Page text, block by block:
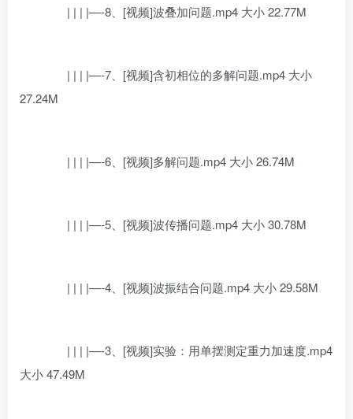
| | | |—-8、[视频]波叠加问题.mp4 大小 22.77M
| | | |—-7、[视频]含初相位的多解问题.mp4 大小
27.24M
| | | |—-6、[视频]多解问题.mp4 大小 26.74M
| | | |—-5、[视频]波传播问题.mp4 大小 30.78M
| | | |—-4、[视频]波振结合问题.mp4 大小 29.58M
| | | |—-3、[视频]实验：用单摆测定重力加速度.mp4
大小 47.49M